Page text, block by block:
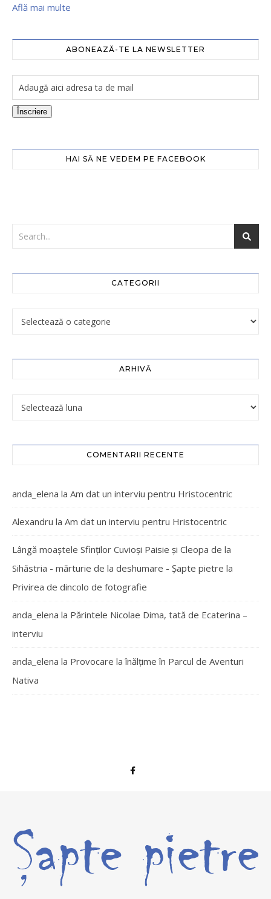
Află mai multe
ABONEAZĂ-TE LA NEWSLETTER
Înscriere
HAI SĂ NE VEDEM PE FACEBOOK
CATEGORII
ARHIVĂ
COMENTARII RECENTE
anda_elena la Am dat un interviu pentru Hristocentric
Alexandru la Am dat un interviu pentru Hristocentric
Lângă moaștele Sfinților Cuvioși Paisie și Cleopa de la
Sihăstria - mărturie de la deshumare - Şapte pietre la
Privirea de dincolo de fotografie
anda_elena la Părintele Nicolae Dima, tată de Ecaterina –
interviu
anda_elena la Provocare la înălțime în Parcul de Aventuri
Nativa